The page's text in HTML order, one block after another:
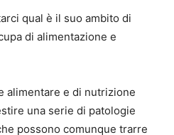
qual è il suo ambito di
di alimentazione e
alimentare e di nutrizione
una serie di patologie
possono comunque trarre